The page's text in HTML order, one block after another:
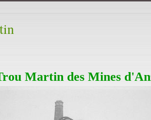
Martin des Mines